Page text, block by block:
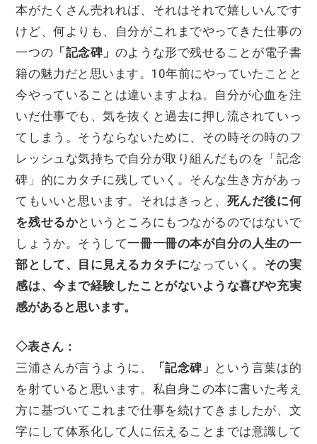
本がたくさん売れれば、それはそれで嬉しいんです
けど、何よりも、自分がこれまでやってきた仕事の
一つの 「記念碑」 のような形で残せることが電子書
籍の魅力だと思います。10年前にやっていたことと
今やっていることは違いますよね。自分が心血を注
いだ仕事でも、気を抜くと過去に押し流されていっ
てしまう。そうならないために、その時その時のフ
レッシュな気持ちで自分が取り組んだものを「記念
碑」的にカタチに残していく。そんな生き方があっ
てもいいと思います。それはきっと、 死んだ後に何
を残せるかというところにもつながるのではないで
しょうか。そうして一冊一冊の本が自分の人生の一
部として、目に見えるカタチになっていく。 その実
感は、今まで経験したことがないような喜びや充実
感があると思います。
◇表さん：
三浦さんが言うように、
「記念碑」 という言葉は的
を射ていると思います。私自身この本に書いた考え
方に基づいてこれまで仕事を続けてきましたが、文
字にして体系化して人に伝えることまでは意識して